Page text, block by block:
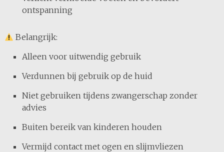
ontspanning
Belangrijk:
Alleen voor uitwendig gebruik
Verdunnen bij gebruik op de huid
Niet gebruiken tijdens zwangerschap zonder
advies
Buiten bereik van kinderen houden
Vermijd contact met ogen en slijmvliezen